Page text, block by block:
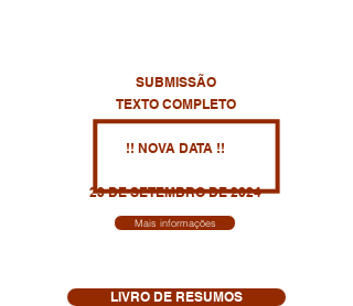
SUBMISSÃO
TEXTO COMPLETO
!! NOVA DATA !!
23 DE SETEMBRO DE 2024
Mais informações
LIVRO DE RESUMOS